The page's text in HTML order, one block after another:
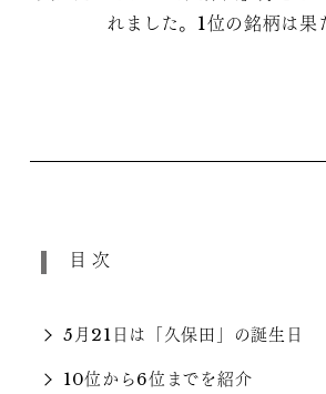
れました。1位の銘柄は果
目次
5月21日は「久保田」の誕生日
10位から6位までを紹介